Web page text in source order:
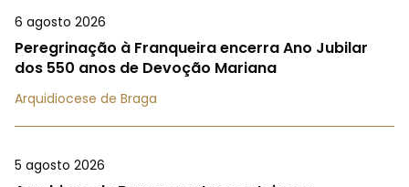
6 agosto 2026
Peregrinação à Franqueira encerra Ano Jubilar
dos 550 anos de Devoção Mariana
Arquidiocese de Braga
5 agosto 2026